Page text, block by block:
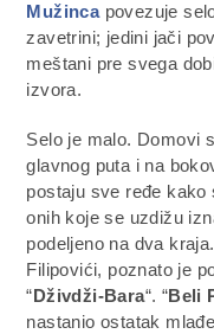
Mužincapovezuje
zavetrini; jedini jači
meštani pre svega
izvora.
Selo je malo. Domovi
glavnog puta i na
postaju sve ređe kako
onih koje se uzdižu
podeljeno na dva
Filipovići, poznato je
“Dživdži-Bara“. “Beli
nastanio ostatak